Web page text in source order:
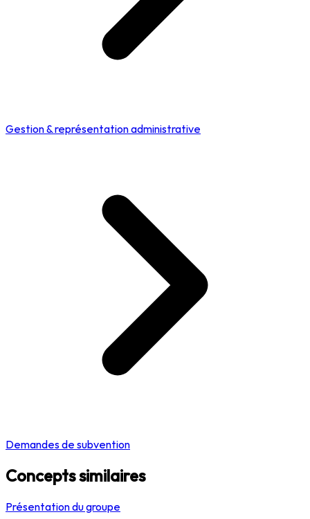
Gestion & représentation administrative
Demandes de subvention
Concepts similaires
Présentation du groupe